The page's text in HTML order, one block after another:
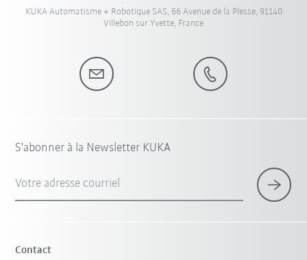
KUKA Automatisme + Robotique SAS, 66 Avenue de la Plesse, 91140
Villebon sur Yvette, France
S'abonner à la Newsletter KUKA
Votre adresse courriel
Contact